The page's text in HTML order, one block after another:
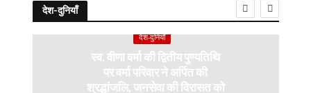
देश-दुनियाँ
देश-दुनियाँ
स्व. वीणा वर्मा की द्वितीय पुण्यतिथि
पर वर्मा परिवार ने अर्पित की
श्रद्धांजलि, जनसेवा की विरासत को